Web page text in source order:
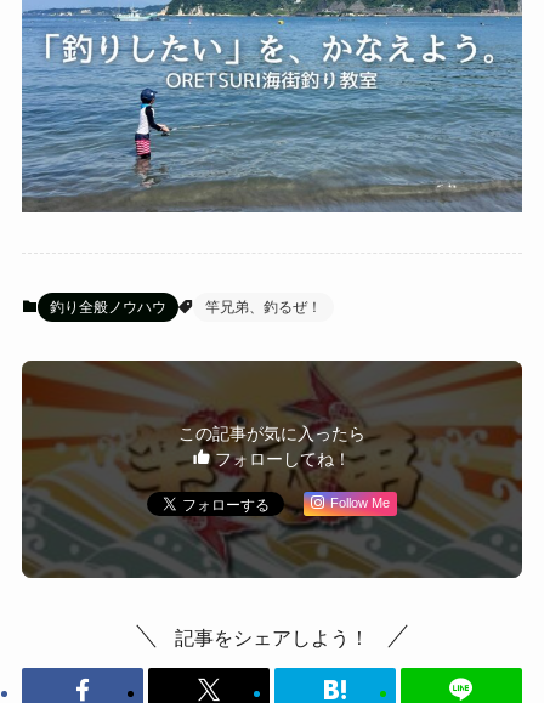
釣り全般ノウハウ 竿兄弟、釣るぜ！
この記事が気に入ったら
フォローしてね！
Follow Me
記事をシェアしよう！